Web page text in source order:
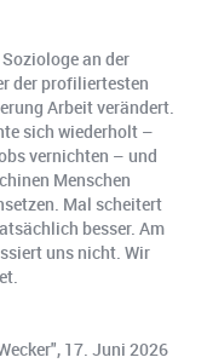
an der
der profiliertesten
Arbeit verändert.
sich wiederholt –
vernichten – und
Menschen
Mal scheitert
besser. Am
uns nicht. Wir
17. Juni 2026